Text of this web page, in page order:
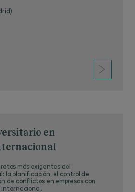
en
más exigentes del
la planificación, el control de
de conflictos en empresas con
internacional.